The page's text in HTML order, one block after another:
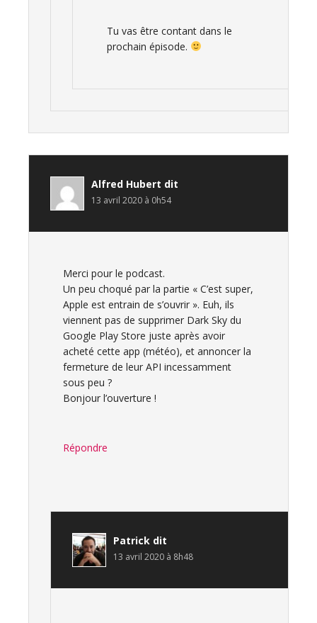
Tu vas être contant dans le
prochain épisode.
Alfred Hubert dit
13 avril 2020 à 0h54
Merci pour le podcast.
Un peu choqué par la partie « C’est super,
Apple est entrain de s’ouvrir ». Euh, ils
viennent pas de supprimer Dark Sky du
Google Play Store juste après avoir
acheté cette app (météo), et annoncer la
fermeture de leur API incessamment
sous peu ?
Bonjour l’ouverture !
Répondre
Patrick dit
13 avril 2020 à 8h48